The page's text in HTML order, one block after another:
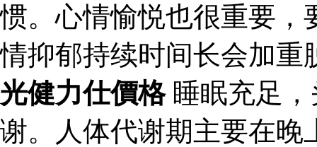
惯。心情愉悦也很重要，
情抑郁持续时间长会加重
光健力仕價格睡眠充足，
谢。人体代谢期主要在晚